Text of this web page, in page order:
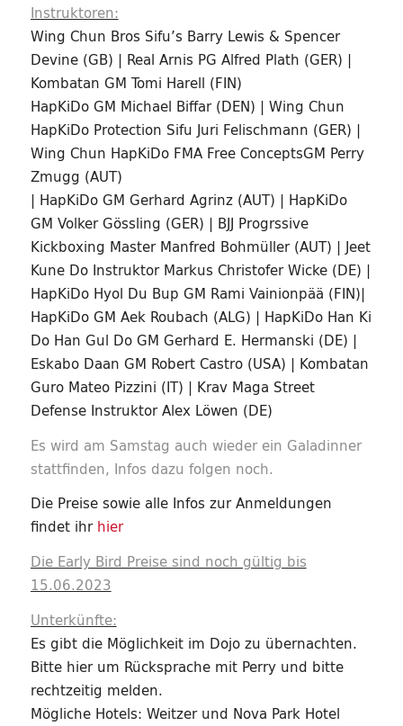
Instruktoren:
Wing Chun Bros Sifu’s Barry Lewis & Spencer
Devine (GB) | Real Arnis PG Alfred Plath (GER) |
Kombatan GM Tomi Harell (FIN)
HapKiDo GM Michael Biffar (DEN) | Wing Chun
HapKiDo Protection Sifu Juri Felischmann (GER) |
Wing Chun HapKiDo FMA Free ConceptsGM Perry
Zmugg (AUT)
| HapKiDo GM Gerhard Agrinz (AUT) | HapKiDo
GM Volker Gössling (GER) | BJJ Progrssive
Kickboxing Master Manfred Bohmüller (AUT) | Jeet
Kune Do Instruktor Markus Christofer Wicke (DE) |
HapKiDo Hyol Du Bup GM Rami Vainionpää (FIN)|
HapKiDo GM Aek Roubach (ALG) | HapKiDo Han Ki
Do Han Gul Do GM Gerhard E. Hermanski (DE) |
Eskabo Daan GM Robert Castro (USA) | Kombatan
Guro Mateo Pizzini (IT) | Krav Maga Street
Defense Instruktor Alex Löwen (DE)
Es wird am Samstag auch wieder ein Galadinner
stattfinden, Infos dazu folgen noch.
Die Preise sowie alle Infos zur Anmeldungen
findet ihr hier
Die Early Bird Preise sind noch gültig bis
15.06.2023
Unterkünfte:
Es gibt die Möglichkeit im Dojo zu übernachten.
Bitte hier um Rücksprache mit Perry und bitte
rechtzeitig melden.
Mögliche Hotels: Weitzer und Nova Park Hotel